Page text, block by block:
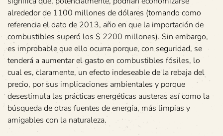
alrededor de 1100 millones de dólares (tomando como
referencia el dato de 2013, año en que la importación de
combustibles superó los $ 2200 millones). Sin embargo,
es improbable que ello ocurra porque, con seguridad, se
tenderá a aumentar el gasto en combustibles fósiles, lo
cual es, claramente, un efecto indeseable de la rebaja del
precio, por sus implicaciones ambientales y porque
desestimula las prácticas energéticas austeras así como la
búsqueda de otras fuentes de energía, más limpias y
amigables con la naturaleza.